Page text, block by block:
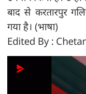
बाद से करतारपुर
गया है। (भाषा)
Edited By :